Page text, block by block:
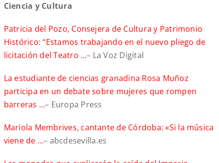
Ciencia y Cultura
Patricia del Pozo, Consejera de Cultura y Patrimonio
Histórico: “Estamos trabajando en el nuevo pliego de
licitación del Teatro …– La Voz Digital
La estudiante de ciencias granadina Rosa Muñoz
participa en un debate sobre mujeres que rompen
barreras …– Europa Press
Mariola Membrives, cantante de Córdoba: «Si la música
viene de …– abcdesevilla.es